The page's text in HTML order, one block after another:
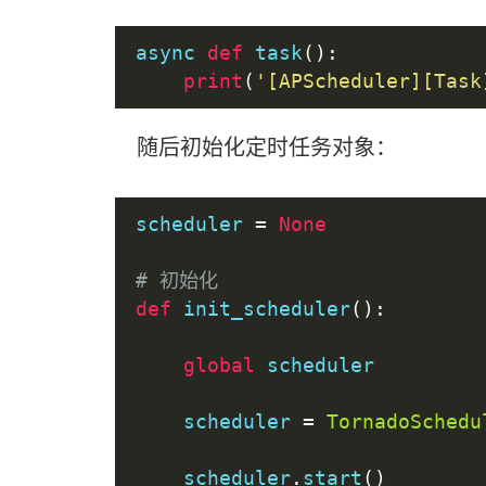
async def task():
print (
随后初始化定时任务对象：
scheduler = None
# 初始化
def init_scheduler():
global scheduler
    scheduler
=
    scheduler
. start ()